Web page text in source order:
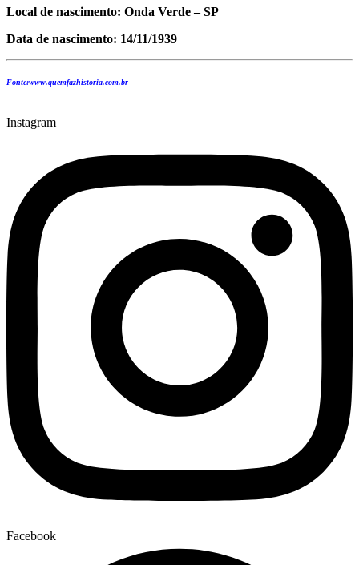
Local de nascimento: Onda Verde – SP
Data de nascimento: 14/11/1939
Fonte:www.quemfazhistoria.com.br
Instagram
Facebook